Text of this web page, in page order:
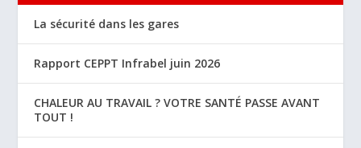
La sécurité dans les gares
Rapport CEPPT Infrabel juin 2026
CHALEUR AU TRAVAIL ? VOTRE SANTÉ PASSE AVANT
TOUT !